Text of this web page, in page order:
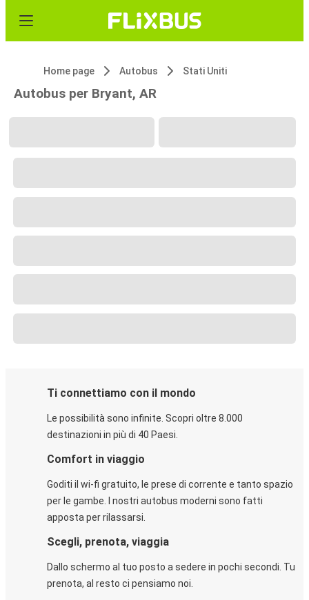
Home page Autobus Stati Uniti
Autobus per Bryant, AR
Ti connettiamo con il mondo
Le possibilità sono infinite. Scopri oltre 8.000
destinazioni in più di 40 Paesi.
Comfort in viaggio
Goditi il wi-fi gratuito, le prese di corrente e tanto spazio
per le gambe. I nostri autobus moderni sono fatti
apposta per rilassarsi.
Scegli, prenota, viaggia
Dallo schermo al tuo posto a sedere in pochi secondi. Tu
prenota, al resto ci pensiamo noi.